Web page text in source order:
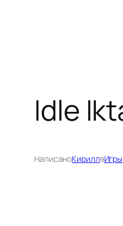
Idle
НаписаноКириллвИгры